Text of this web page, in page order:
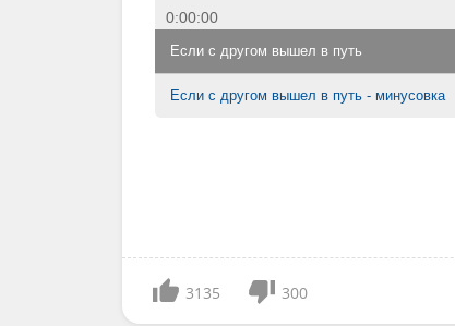
0:00:00
Если с другом вышел в путь
Если с другом вышел в путь - минусовка
3135 300